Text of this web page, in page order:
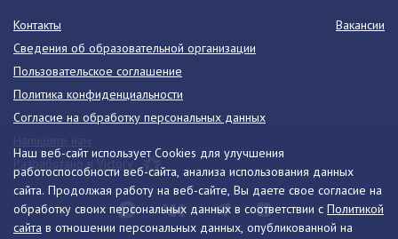
Наш веб-сайт использует Cookies для улучшения
работоспособности веб-сайта, анализа использования данных
сайта. Продолжая работу на веб-сайте, Вы даете свое согласие на
обработку своих персональных данных в соответствии с Политикой
сайта в отношении персональных данных, опубликованной на
Контакты
Вакансии
Сведения об образовательной организации
Пользовательское соглашение
Политика конфиденциальности
Согласие на обработку персональных данных
Разработано в Victory